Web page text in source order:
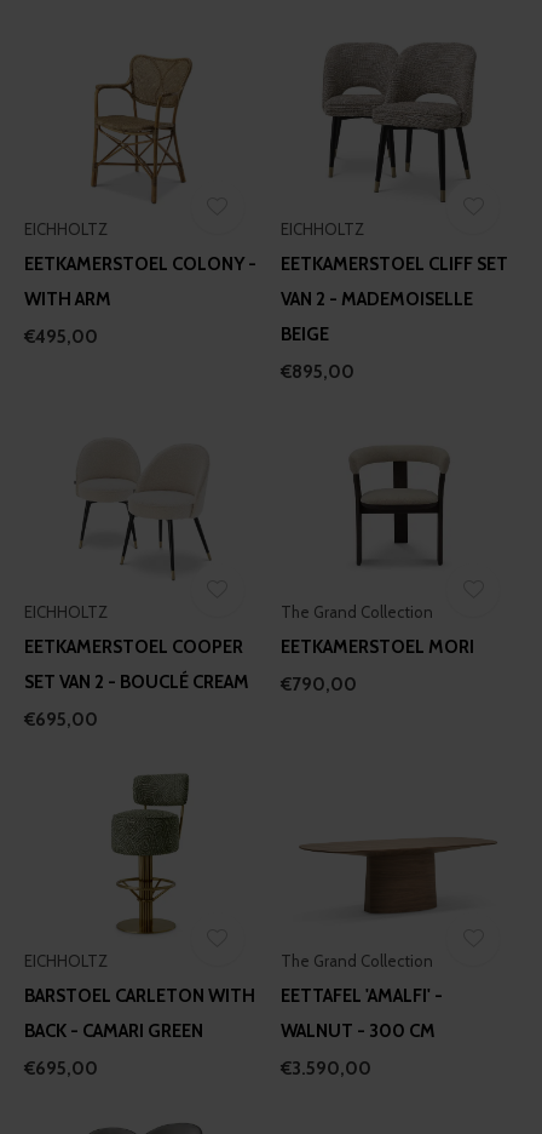
EICHHOLTZ
EETKAMERSTOEL COLONY -
WITH ARM
€495,00
EICHHOLTZ
EETKAMERSTOEL CLIFF SET
VAN 2 - MADEMOISELLE
BEIGE
€895,00
EICHHOLTZ
EETKAMERSTOEL COOPER
SET VAN 2 - BOUCLÉ CREAM
€695,00
The Grand Collection
EETKAMERSTOEL MORI
€790,00
EICHHOLTZ
BARSTOEL CARLETON WITH
BACK - CAMARI GREEN
€695,00
The Grand Collection
EETTAFEL 'AMALFI' -
WALNUT - 300 CM
€3.590,00